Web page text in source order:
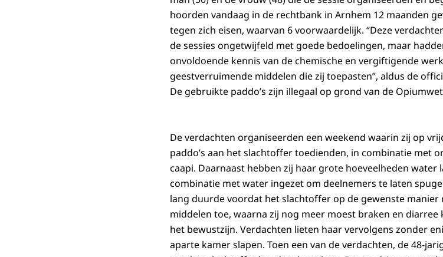
hoorden vandaag in de rechtbank in Arnhem 12 maanden
tegen zich eisen, waarvan 6 voorwaardelijk. “Deze
de sessies ongetwijfeld met goede bedoelingen, maar
onvoldoende kennis van de chemische en vergiftigende
geestverruimende middelen die zij toepasten”, aldus de
De gebruikte paddo’s zijn illegaal op grond van de
De verdachten organiseerden een weekend waarin zij op
paddo’s aan het slachtoffer toedienden, in combinatie met
caapi. Daarnaast hebben zij haar grote hoeveelheden
combinatie met water ingezet om deelnemers te laten
lang duurde voordat het slachtoffer op de gewenste manier
middelen toe, waarna zij nog meer moest braken en
het bewustzijn. Verdachten lieten haar vervolgens zonder
aparte kamer slapen. Toen een van de verdachten, de 48-